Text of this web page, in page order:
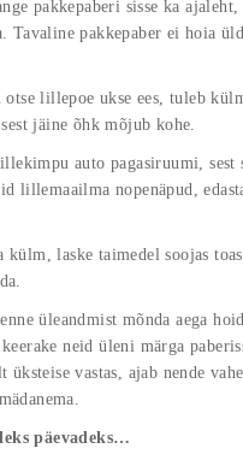
pakkepaberi sisse ka
Tavaline pakkepaber ei hoia
lillepoe ukse ees, tuleb
jäine õhk mõjub kohe.
auto pagasiruumi, sest
lillemaailma nopenäpud,
külm, laske taimedel soojas
üleandmist mõnda aega
neid üleni märga
üksteise vastas, ajab nende
päevadeks…